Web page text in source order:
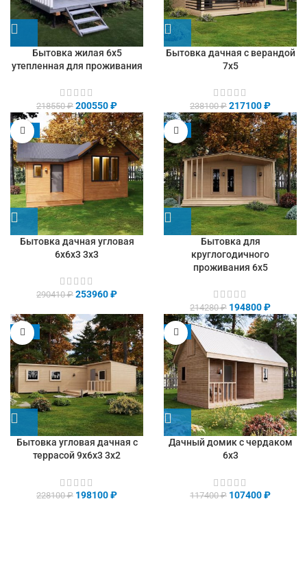
Бытовка жилая 6х5
утепленная для проживания
218550₽ 200550₽
Бытовка дачная с верандой
7х5
238100₽ 217100₽
-13%
Бытовка дачная угловая
6х6х3 3х3
290410₽ 253960₽
-9%
Бытовка для
круглогодичного
проживания 6х5
214280₽ 194800₽
-13%
Бытовка угловая дачная с
террасой 9х6х3 3х2
228100₽ 198100₽
-9%
Дачный домик с чердаком
6х3
117400₽ 107400₽